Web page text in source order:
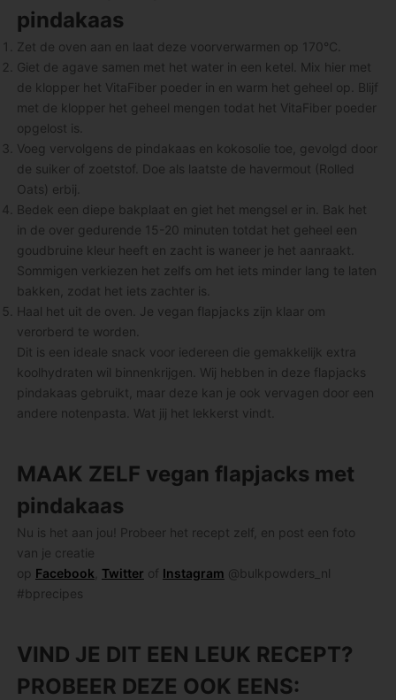
pindakaas
Zet de oven aan en laat deze voorverwarmen op 170°C.
Giet de agave samen met het water in een ketel. Mix hier met
de klopper het VitaFiber poeder in en warm het geheel op. Blijf
met de klopper het geheel mengen todat het VitaFiber poeder
opgelost is.
Voeg vervolgens de pindakaas en kokosolie toe, gevolgd door
de suiker of zoetstof. Doe als laatste de havermout (Rolled
Oats) erbij.
Bedek een diepe bakplaat en giet het mengsel er in. Bak het
in de over gedurende 15-20 minuten totdat het geheel een
goudbruine kleur heeft en zacht is waneer je het aanraakt.
Sommigen verkiezen het zelfs om het iets minder lang te laten
bakken, zodat het iets zachter is.
Haal het uit de oven. Je vegan flapjacks zijn klaar om
verorberd te worden.
Dit is een ideale snack voor iedereen die gemakkelijk extra
koolhydraten wil binnenkrijgen. Wij hebben in deze flapjacks
pindakaas gebruikt, maar deze kan je ook vervagen door een
andere notenpasta. Wat jij het lekkerst vindt.
MAAK ZELF vegan flapjacks met
pindakaas
Nu is het aan jou! Probeer het recept zelf, en post een foto
van je creatie
op Facebook Twitter of Instagram @bulkpowders_nl
#bprecipes
VIND JE DIT EEN LEUK RECEPT?
PROBEER DEZE OOK EENS: